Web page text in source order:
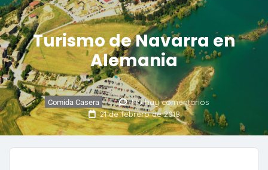
Turismo de Navarra en
Alemania
Comida Casera
No hay comentarios
21 de febrero de 2018